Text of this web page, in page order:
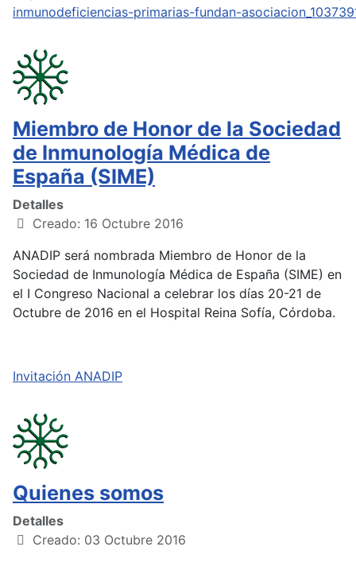
inmunodeficiencias-primarias-fundan-
Miembro de Honor de la Sociedad
de Inmunología Médica de
España (SIME)
Detalles
Creado: 16 Octubre 2016
ANADIP será nombrada Miembro de Honor de la
Sociedad de Inmunología Médica de España (SIME) en
el I Congreso Nacional a celebrar los días 20-21 de
Octubre de 2016 en el Hospital Reina Sofía, Córdoba.
Invitación ANADIP
Quienes somos
Detalles
Creado: 03 Octubre 2016